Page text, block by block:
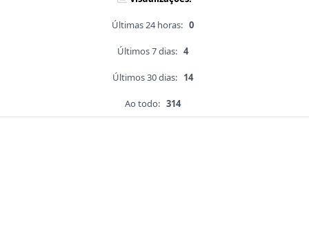
Últimas 24 horas: 0
Últimos 7 dias: 4
Últimos 30 dias: 14
Ao todo: 314